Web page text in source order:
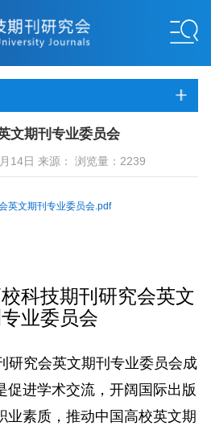
文期刊专业委员会
14日 来源： 浏览量：2239
英文期刊专业委员会.pdf
科技期刊研究会英文
业委员会
研究会英文期刊专业委员会成
促进学术交流，开阔国际出版
业素质，推动中国高校英文期